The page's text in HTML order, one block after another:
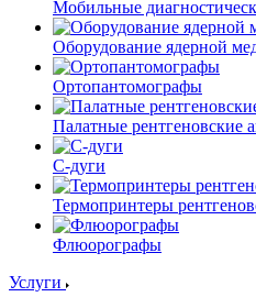
Мобильные
Оборудование ядерной
Ортопантомографы
Палатные рентгеновские
С-дуги
Термопринтеры
Флюорографы
Услуги